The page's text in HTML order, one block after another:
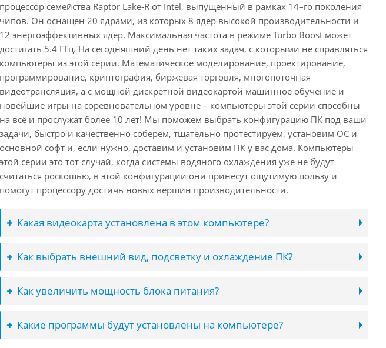
процессор семейства Raptor Lake-R от Intel, выпущенный в рамках 14–го поколения
чипов. Он оснащен 20 ядрами, из которых 8 ядер высокой производительности и
12 энергоэффективных ядер. Максимальная частота в режиме Turbo Boost может
достигать 5.4 ГГц. На сегодняшний день нет таких задач, с которыми не справляться
компьютеры из этой серии. Математическое моделирование, проектирование,
программирование, криптография, биржевая торговля, многопоточная
видеотрансляция, а с мощной дискретной видеокартой машинное обучение и
новейшие игры на соревновательном уровне – компьютеры этой серии способны
на всё и прослужат более 10 лет! Мы поможем выбрать конфигурацию ПК под ваши
задачи, быстро и качественно соберем, тщательно протестируем, установим ОС и
основной софт и, если нужно, доставим и установим ПК у вас дома. Компьютеры
этой серии это тот случай, когда системы водяного охлаждения уже не будут
считаться роскошью, в этой конфигурации они принесут ощутимую пользу и
помогут процессору достичь новых вершин производительности.
Какая видеокарта установлена в этом компьютере?
Как выбрать внешний вид, подсветку и охлаждение ПК?
Как увеличить мощность блока питания?
Какие программы будут установлены на компьютере?